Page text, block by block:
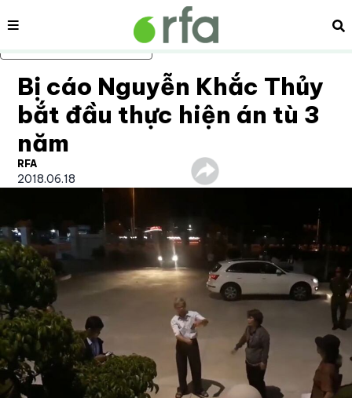
Bỏ qua nội dung chính
Nội dung
Bị cáo Nguyễn Khắc Thủy
bắt đầu thực hiện án tù 3
năm
RFA
2018.06.18